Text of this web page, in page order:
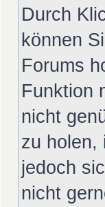
Durch
können
Forums
Funktion
nicht
zu holen,
jedoch
nicht